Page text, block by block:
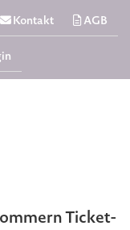
Kontakt AGB
Ticket-